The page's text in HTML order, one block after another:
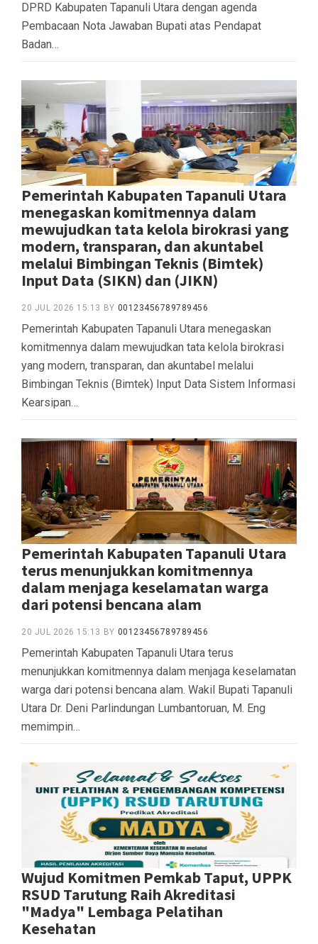
DPRD Kabupaten Tapanuli Utara dengan agenda
Pembacaan Nota Jawaban Bupati atas Pendapat
Badan…
Pemerintah Kabupaten Tapanuli Utara
menegaskan komitmennya dalam
mewujudkan tata kelola birokrasi yang
modern, transparan, dan akuntabel
melalui Bimbingan Teknis (Bimtek)
Input Data (SIKN) dan (JIKN)
20 JUL 2026 15:13 BY 00123456789789456
Pemerintah Kabupaten Tapanuli Utara menegaskan
komitmennya dalam mewujudkan tata kelola birokrasi
yang modern, transparan, dan akuntabel melalui
Bimbingan Teknis (Bimtek) Input Data Sistem Informasi
Kearsipan…
Pemerintah Kabupaten Tapanuli Utara
terus menunjukkan komitmennya
dalam menjaga keselamatan warga
dari potensi bencana alam
20 JUL 2026 15:13 BY 00123456789789456
Pemerintah Kabupaten Tapanuli Utara terus
menunjukkan komitmennya dalam menjaga keselamatan
warga dari potensi bencana alam. Wakil Bupati Tapanuli
Utara Dr. Deni Parlindungan Lumbantoruan, M. Eng
memimpin…
Wujud Komitmen Pemkab Taput, UPPK
RSUD Tarutung Raih Akreditasi
"Madya" Lembaga Pelatihan
Kesehatan